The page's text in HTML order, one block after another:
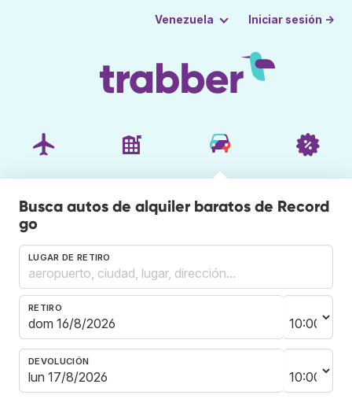
Venezuela Iniciar sesión →
Busca autos de alquiler baratos de Record
go
LUGAR DE RETIRO
RETIRO
DEVOLUCIÓN